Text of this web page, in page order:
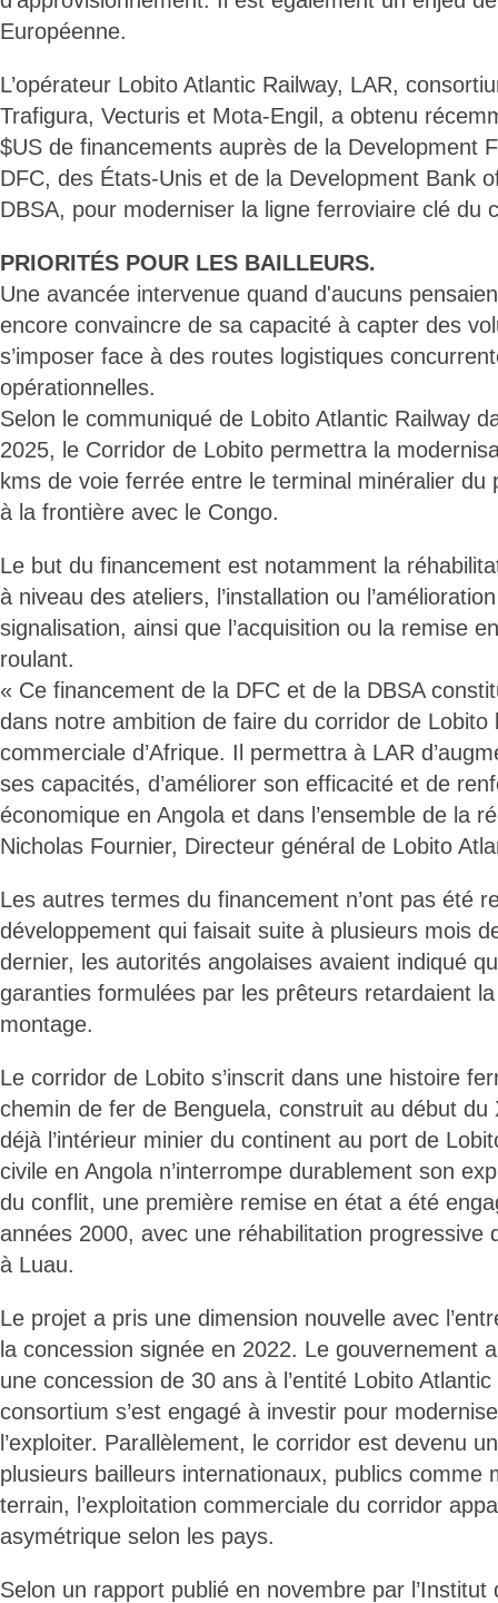
Européenne.
L’opérateur Lobito Atlantic Railway, LAR,
Trafigura, Vecturis et Mota-Engil, a obtenu
$US de financements auprès de la Development
DFC, des États-Unis et de la Development Bank
DBSA, pour moderniser la ligne ferroviaire clé du
PRIORITÉS POUR LES BAILLEURS.
Une avancée intervenue quand d'aucuns
encore convaincre de sa capacité à capter des
s’imposer face à des routes logistiques
opérationnelles.
Selon le communiqué de Lobito Atlantic Railway
2025, le Corridor de Lobito permettra la
kms de voie ferrée entre le terminal minéralier du
à la frontière avec le Congo.
Le but du financement est notamment la
à niveau des ateliers, l’installation ou
signalisation, ainsi que l’acquisition ou la remise
roulant.
« Ce financement de la DFC et de la DBSA
dans notre ambition de faire du corridor de Lobito
commerciale d’Afrique. Il permettra à LAR
ses capacités, d’améliorer son efficacité et de
économique en Angola et dans l’ensemble de la
Nicholas Fournier, Directeur général de Lobito
Les autres termes du financement n’ont pas été
développement qui faisait suite à plusieurs mois
dernier, les autorités angolaises avaient indiqué
garanties formulées par les prêteurs retardaient
montage.
Le corridor de Lobito s’inscrit dans une histoire
chemin de fer de Benguela, construit au début du
déjà l’intérieur minier du continent au port de
civile en Angola n’interrompe durablement son
du conflit, une première remise en état a été
années 2000, avec une réhabilitation progressive
à Luau.
Le projet a pris une dimension nouvelle avec
la concession signée en 2022. Le gouvernement
une concession de 30 ans à l’entité Lobito
consortium s’est engagé à investir pour
l’exploiter. Parallèlement, le corridor est devenu
plusieurs bailleurs internationaux, publics comme
terrain, l’exploitation commerciale du corridor
asymétrique selon les pays.
Selon un rapport publié en novembre par l’Institut